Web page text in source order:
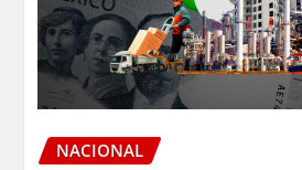
NACIONAL